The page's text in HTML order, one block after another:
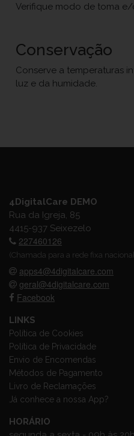
Verifique modo de toma
Conservação
Conserve a temperaturas
luz e da humidade.
4DigitalCare DEMO
Rua da Igreja, 85
4415-937 Seixezelo
227460126
(Chamada para a rede fixa
apps4@4digitalcare.com
geral@4digitalcare.com
Facebook
LINKS
Política de Cookies
Política de Privacidade
Envio de Encomendas
Métodos de Pagamento
Livro de Reclamações
Já conhece a nossa App?
HORÁRIO